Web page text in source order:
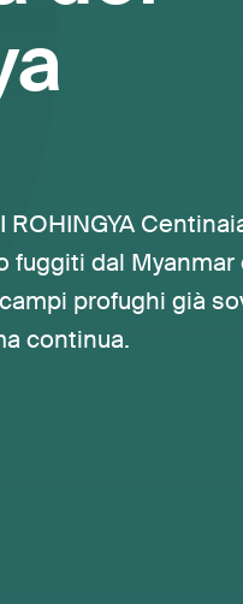
ROHINGYA
fuggiti dal
profughi già
continua.